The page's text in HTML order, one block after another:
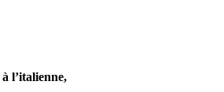
l’italienne,